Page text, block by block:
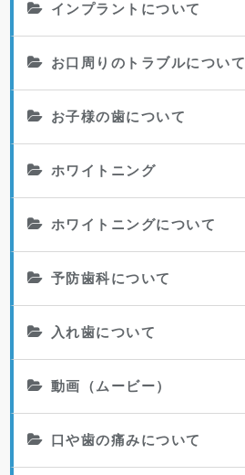
インプラントについて
お口周りのトラブルについて
お子様の歯について
ホワイトニング
ホワイトニングについて
予防歯科について
入れ歯について
動画（ムービー）
口や歯の痛みについて